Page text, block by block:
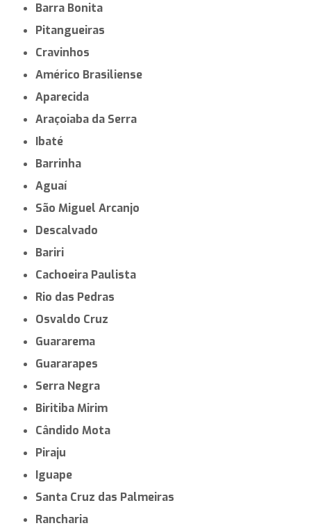
Barra Bonita
Pitangueiras
Cravinhos
Américo Brasiliense
Aparecida
Araçoiaba da Serra
Ibaté
Barrinha
Aguaí
São Miguel Arcanjo
Descalvado
Bariri
Cachoeira Paulista
Rio das Pedras
Osvaldo Cruz
Guararema
Guararapes
Serra Negra
Biritiba Mirim
Cândido Mota
Piraju
Iguape
Santa Cruz das Palmeiras
Rancharia